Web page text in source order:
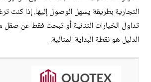
التجارية بطريقة يسهل الوصول إليها. إذا كنت
تداول الخيارات الثنائية أو تبحث فقط عن صقل
الدليل هو نقطة البداية المثالية.